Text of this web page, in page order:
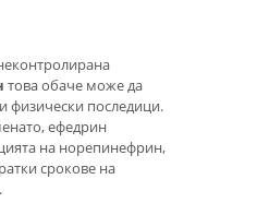
това обаче може да
физически последици.
ефедрин
на норепинефрин,
срокове на